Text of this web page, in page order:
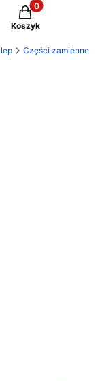
Produkty w
Koszyk
Części zamienne
produkty